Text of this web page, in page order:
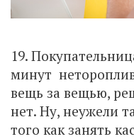
19.
минут
вещь за вещью,
нет. Ну, неужели
того как занять